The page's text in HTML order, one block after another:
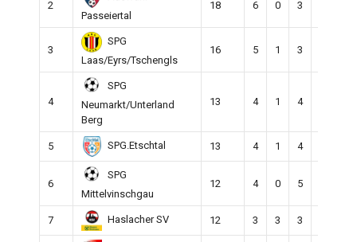
2
Passeiertal
18 6 0 3
3
SPG
Laas/Eyrs/Tschengls
16 5 1 3
4
SPG
Neumarkt/Unterland
Berg
13 4 1 4
5 SPG.Etschtal 13 4 1 4
6
SPG
Mittelvinschgau
12 4 0 5
7 Haslacher SV 12 3 3 3